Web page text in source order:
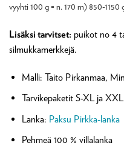
vyyhti 100 g = n. 170 m) 850-1150
Lisäksi tarvitset: puikot no 4
silmukkamerkkejä.
Malli: Taito Pirkanmaa,
Tarvikepaketit S-XL ja
Lanka: Paksu Pirkka-lanka
Pehmeä 100 % villalanka